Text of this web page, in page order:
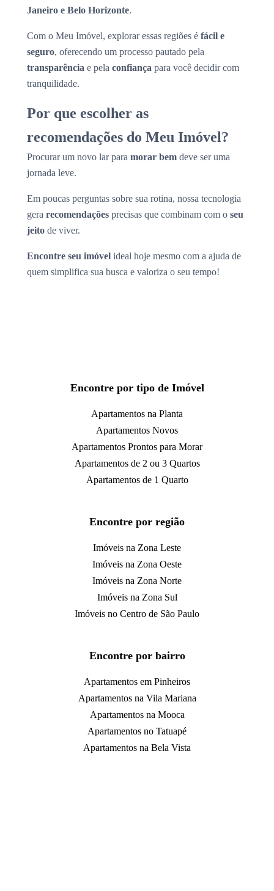
Janeiro e Belo Horizonte.
Com o Meu Imóvel, explorar essas regiões é fácil e
seguro, oferecendo um processo pautado pela
transparência e pela confiança para você decidir com
tranquilidade.
Por que escolher as
recomendações do Meu Imóvel?
Procurar um novo lar para morar bem deve ser uma
jornada leve.
Em poucas perguntas sobre sua rotina, nossa tecnologia
gera recomendações precisas que combinam com o seu
jeito de viver.
Encontre seu imóvel ideal hoje mesmo com a ajuda de
quem simplifica sua busca e valoriza o seu tempo!
Encontre por tipo de Imóvel
Apartamentos na Planta
Apartamentos Novos
Apartamentos Prontos para Morar
Apartamentos de 2 ou 3 Quartos
Apartamentos de 1 Quarto
Encontre por região
Imóveis na Zona Leste
Imóveis na Zona Oeste
Imóveis na Zona Norte
Imóveis na Zona Sul
Imóveis no Centro de São Paulo
Encontre por bairro
Apartamentos em Pinheiros
Apartamentos na Vila Mariana
Apartamentos na Mooca
Apartamentos no Tatuapé
Apartamentos na Bela Vista